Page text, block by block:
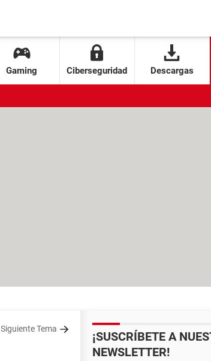
Gaming Ciberseguridad Descargas
Siguiente Tema
¡SUSCRÍBETE A
NEWSLETTER!